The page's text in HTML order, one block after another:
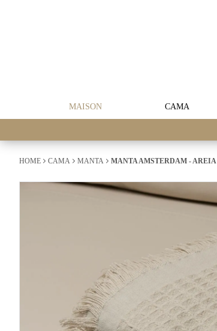
MAISON CAMA
HOME CAMA MANTA MANTA AMSTERDAM - AREIA